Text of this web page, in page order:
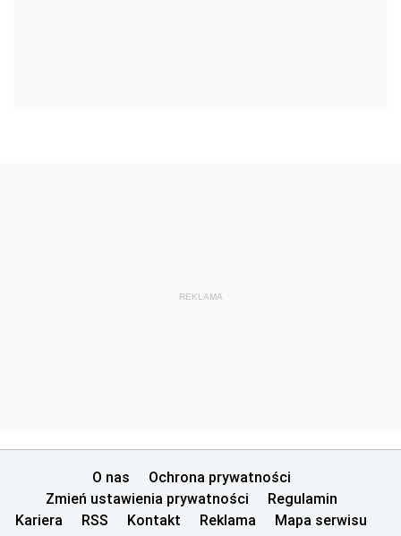
REKLAMA
O nas
Ochrona prywatności
Zmień ustawienia prywatności
Regulamin
Kariera
RSS Kontakt Reklama Mapa serwisu